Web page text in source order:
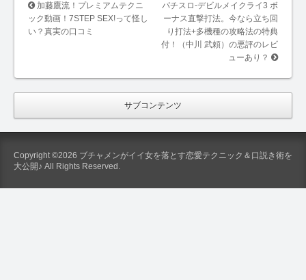
加藤鷹流！プレミアムテクニ
ック動画！7STEP SEX!って怪し
い？真実の口コミ
パチスロ-デビルメイクライ3 ボ
ーナス直撃打法。今なら立ち回
り打法+多機種の攻略法の特典
付！（中川 武頼）の悪評のレビ
ューあり？
サブコンテンツ
Copyright ©2026 ブチャメンがイイ女を落とす恋愛テクニック＆口説き術を
大公開♪ All Rights Reserved.